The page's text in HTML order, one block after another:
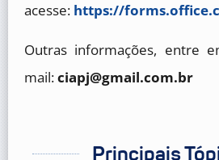
acesse: https://
Outras informações, entre
mail:ciapj@gmail.com.br
Principais